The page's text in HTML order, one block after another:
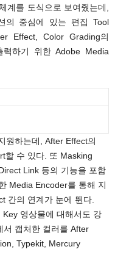
계를 도식으로 보여줬는데,
의 중심에 있는 편집 Tool
Effect, Color Grading의
력하기 위한 Adobe Media
원하는데, After Effect의
할 수 있다. 또 Masking
Link 등의 기능을 포함
Media Encoder를 통해 지
간의 연계가 눈에 뛴다.
영상물에 대해서도 강
서 캡처한 컬러를 After
Typekit, Mercury